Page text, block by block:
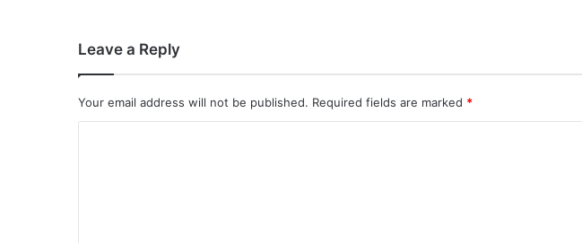
Leave a Reply
Your email address will not be published. Required fields are marked *